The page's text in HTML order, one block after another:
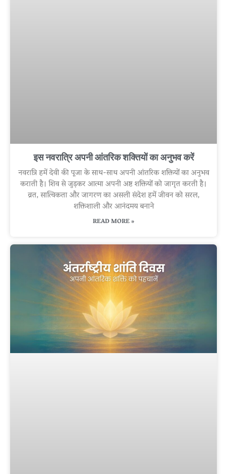
इस नवरात्रि अपनी आंतरिक शक्तियों का अनुभव करें
नवरात्रि हमें देवी की पूजा के साथ-साथ अपनी आंतरिक शक्तियों का अनुभव
कराती है। शिव से जुड़कर आत्मा अपनी अष्ट शक्तियों को जागृत करती है।
व्रत, सात्विकता और जागरण का असली संदेश हमें जीवन को सरल,
शक्तिशाली और आनंदमय बनाने
READ MORE »